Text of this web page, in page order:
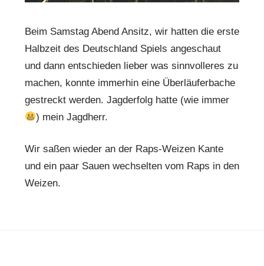
Beim Samstag Abend Ansitz, wir hatten die erste
Halbzeit des Deutschland Spiels angeschaut
und dann entschieden lieber was sinnvolleres zu
machen, konnte immerhin eine Überläuferbache
gestreckt werden. Jagderfolg hatte (wie immer
) mein Jagdherr.
Wir saßen wieder an der Raps-Weizen Kante
und ein paar Sauen wechselten vom Raps in den
Weizen.